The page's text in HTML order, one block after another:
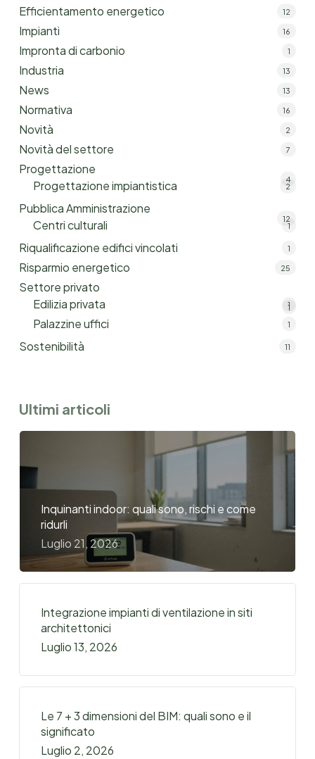
Efficientamento energetico 12
Impianti 16
Impronta di carbonio 1
Industria 13
News 13
Normativa 16
Novità 2
Novità del settore 7
Progettazione
4
Progettazione impiantistica 2
Pubblica Amministrazione
12
Centri culturali 1
Riqualificazione edifici vincolati 1
Risparmio energetico 25
Settore privato
1
Edilizia privata 1
Palazzine uffici 1
Sostenibilità 11
Ultimi articoli
Inquinanti indoor: quali sono, rischi e come
ridurli
Luglio 21, 2026
Integrazione impianti di ventilazione in siti
architettonici
Luglio 13, 2026
Le 7 + 3 dimensioni del BIM: quali sono e il
significato
Luglio 2, 2026